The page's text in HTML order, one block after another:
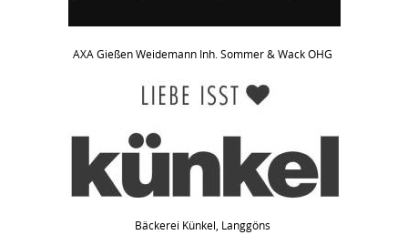
AXA Gießen Weidemann Inh. Sommer & Wack OHG
Bäckerei Künkel, Langgöns